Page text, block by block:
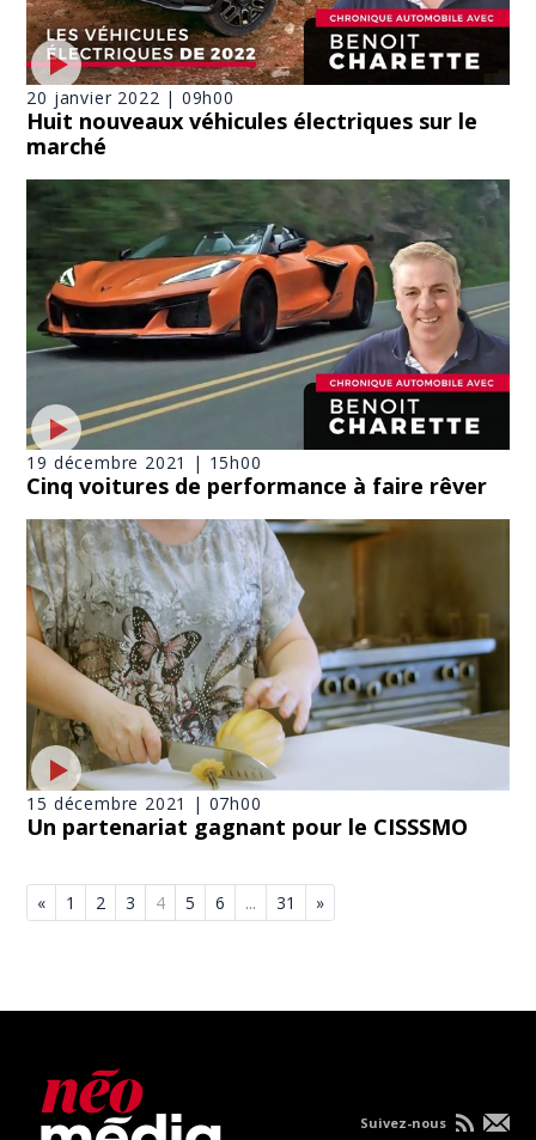
20 janvier 2022 | 09h00
Huit nouveaux véhicules électriques sur le
marché
19 décembre 2021 | 15h00
Cinq voitures de performance à faire rêver
15 décembre 2021 | 07h00
Un partenariat gagnant pour le CISSSMO
« 1 2 3 4 5 6 ... 31 »
Suivez-nous